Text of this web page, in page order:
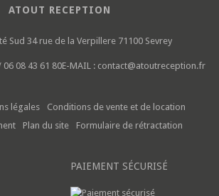
ATOUT RECEPTION
Sud 34 rue de la Verpillere 71100 Sevrey
06 08 43 61 80E-MAIL : contact@atoutreception.fr
légales
Conditions de vente et de location
Plan du site Formulaire de rétractation
PAIEMENT SÉCURISÉ